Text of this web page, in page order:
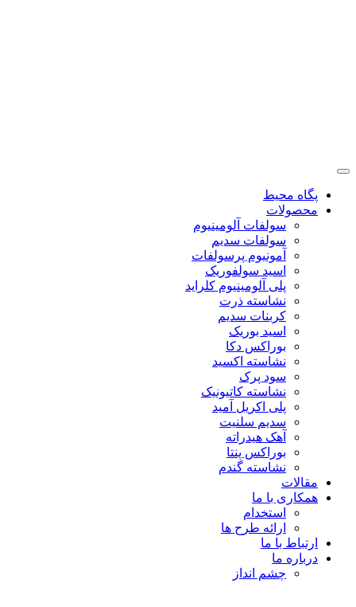
پگاه محیط
محصولات
سولفات آلومینیوم
سولفات سدیم
آمونیوم پرسولفات
اسید سولفوریک
پلی آلومینیوم کلراید
نشاسته ذرت
کربنات سدیم
اسید بوریک
بوراکس دکا
نشاسته اکسید
سود پرک
نشاسته کاتیونیک
پلی اکریل آمید
سدیم سلنیت
آهک هیدراته
بوراکس پنتا
نشاسته گندم
مقالات
همکاری با ما
استخدام
ارائه طرح ها
ارتباط با ما
درباره ما
چشم انداز